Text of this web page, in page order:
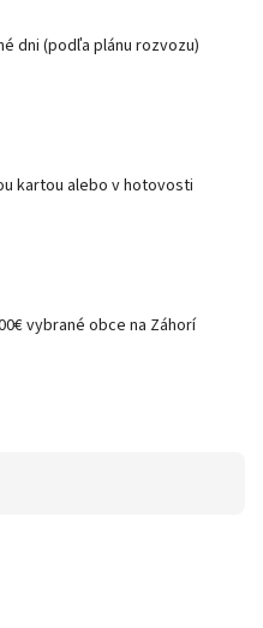
dni (podľa plánu rozvozu)
kartou alebo v hotovosti
vybrané obce na Záhorí